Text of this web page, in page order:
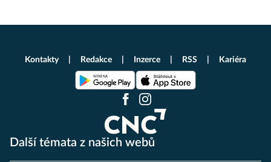
Další témata z našich webů
Kontakty Redakce Inzerce RSS Kariéra